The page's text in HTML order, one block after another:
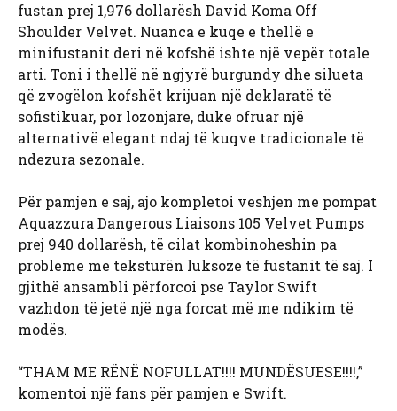
fustan prej 1,976 dollarësh David Koma Off
Shoulder Velvet. Nuanca e kuqe e thellë e
minifustanit deri në kofshë ishte një vepër totale
arti. Toni i thellë në ngjyrë burgundy dhe silueta
që zvogëlon kofshët krijuan një deklaratë të
sofistikuar, por lozonjare, duke ofruar një
alternativë elegant ndaj të kuqve tradicionale të
ndezura sezonale.
Për pamjen e saj, ajo kompletoi veshjen me pompat
Aquazzura Dangerous Liaisons 105 Velvet Pumps
prej 940 dollarësh, të cilat kombinoheshin pa
probleme me teksturën luksoze të fustanit të saj. I
gjithë ansambli përforcoi pse Taylor Swift
vazhdon të jetë një nga forcat më me ndikim të
modës.
“THAM ME RËNË NOFULLAT!!!! MUNDËSUESE!!!!,”
komentoi një fans për pamjen e Swift.